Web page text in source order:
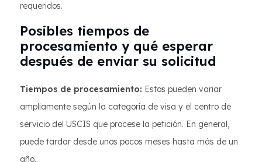
requeridos.
Posibles tiempos de
procesamiento y qué esperar
después de enviar su solicitud
Tiempos de procesamiento: Estos pueden variar
ampliamente según la categoría de visa y el centro de
servicio del USCIS que procese la petición. En general,
puede tardar desde unos pocos meses hasta más de un
año.